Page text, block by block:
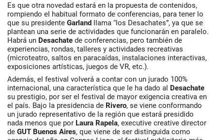
Es que otra novedad estará en la propuesta de contenidos,
rompiendo el habitual formato de conferencias, para tener lo
que su presidente Garland llama “los Desachates”, ya que se
plantean una serie de actividades que funcionarán en paralelo.
Habrá un Desachate de conferencias, pero también de
experiencias, rondas, talleres y actividades recreativas
(microteatro, saltos en paracaídas, instalaciones interactivas,
exposiciones artísticas, juegos de VR, etc.).
Además, el festival volverá a contar con un jurado 100%
internacional, una característica que le ha dado al Desachate
su prestigio, por ser el festival de mayor exigencia creativa en
el país. Bajo la presidencia de Rivero, se viene conformando
un jurado representativo de la región que estará presidido
nada menos que por Laura Rapela, executive creative director
de GUT Buenos Aires, que viene de ser distinguida como